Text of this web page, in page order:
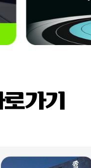
가기